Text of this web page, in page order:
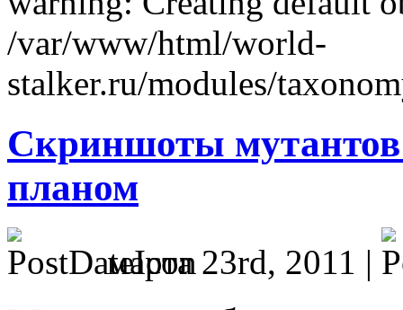
/var/www/html/world-
stalker.ru/modules/
Скриншоты
планом
марта 23rd, 2011 |